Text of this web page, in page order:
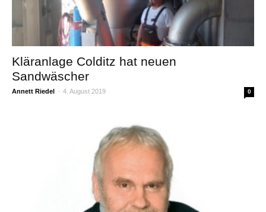
Kläranlage Colditz hat neuen
Sandwäscher
Annett Riedel - 4. August 2019 0